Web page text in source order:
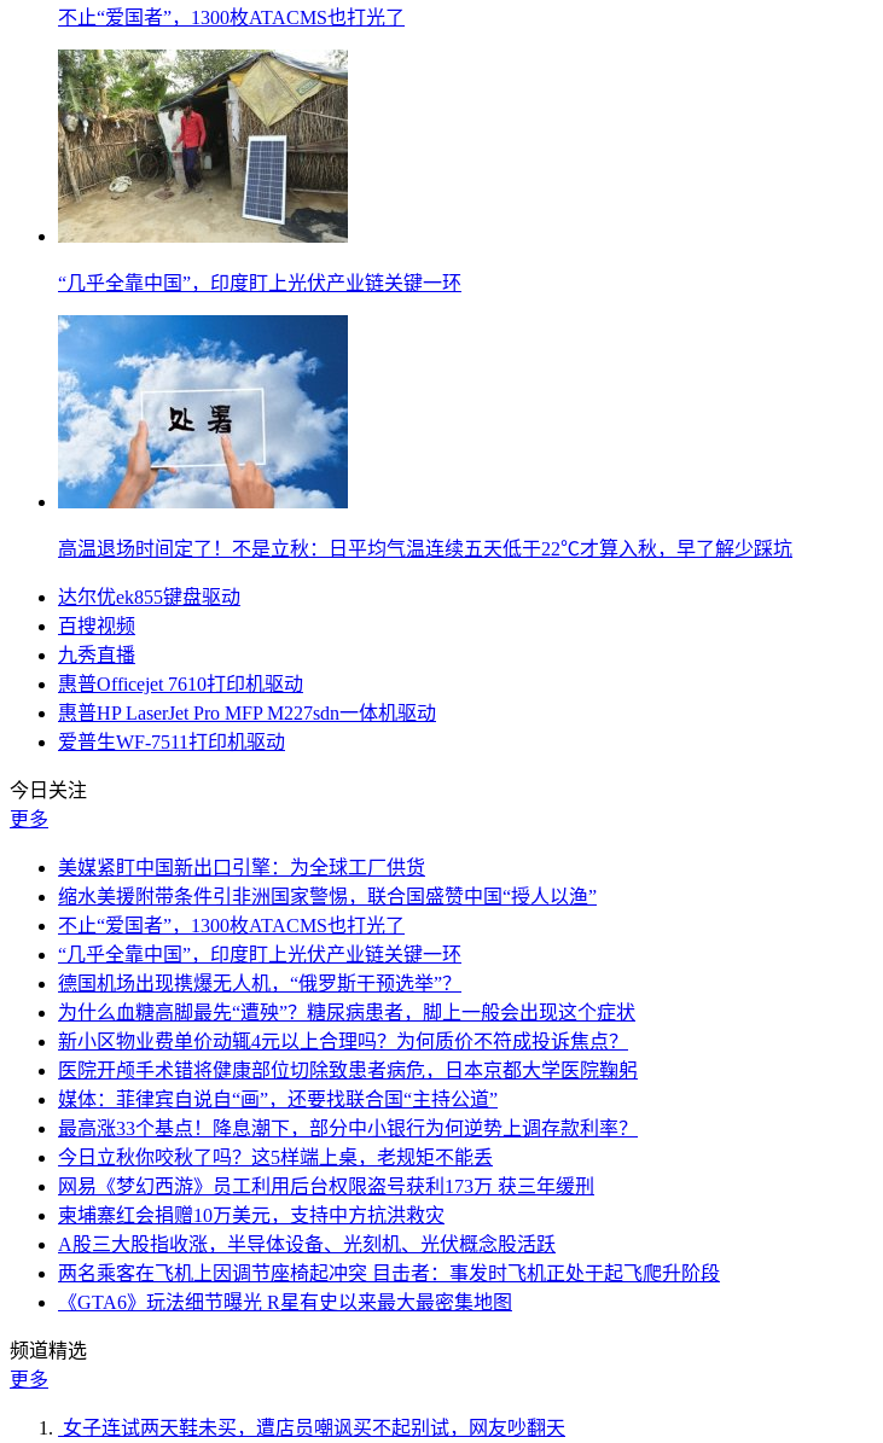
不止“爱国者”，1300枚ATACMS也打光了
“几乎全靠中国”，印度盯上光伏产业链关键一环
高温退场时间定了！不是立秋：日平均气温连续五天低于22℃才算入秋，早了解少踩坑
达尔优ek855键盘驱动
百搜视频
九秀直播
惠普Officejet 7610打印机驱动
惠普HP LaserJet Pro MFP M227sdn一体机驱动
爱普生WF‑7511打印机驱动
今日关注
更多
美媒紧盯中国新出口引擎：为全球工厂供货
缩水美援附带条件引非洲国家警惕，联合国盛赞中国“授人以渔”
不止“爱国者”，1300枚ATACMS也打光了
“几乎全靠中国”，印度盯上光伏产业链关键一环
德国机场出现携爆无人机，“俄罗斯干预选举”？
为什么血糖高脚最先“遭殃”？糖尿病患者，脚上一般会出现这个症状
新小区物业费单价动辄4元以上合理吗？为何质价不符成投诉焦点？
医院开颅手术错将健康部位切除致患者病危，日本京都大学医院鞠躬
媒体：菲律宾自说自“画”，还要找联合国“主持公道”
最高涨33个基点！降息潮下，部分中小银行为何逆势上调存款利率？
今日立秋你咬秋了吗？这5样端上桌，老规矩不能丢
网易《梦幻西游》员工利用后台权限盗号获利173万 获三年缓刑
柬埔寨红会捐赠10万美元，支持中方抗洪救灾
A股三大股指收涨，半导体设备、光刻机、光伏概念股活跃
两名乘客在飞机上因调节座椅起冲突 目击者：事发时飞机正处于起飞爬升阶段
《GTA6》玩法细节曝光 R星有史以来最大最密集地图
频道精选
更多
女子连试两天鞋未买，遭店员嘲讽买不起别试，网友吵翻天